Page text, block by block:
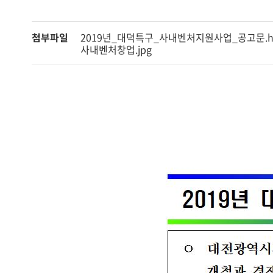
첨부파일
2019년_대덕특구_사내벤처지원사업_공고문
사내벤처창업.jpg